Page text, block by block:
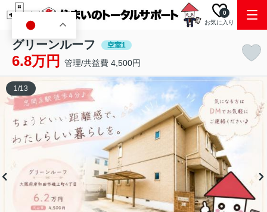
お気に入り
0
グリーンルーフ 空室1
6.8万円 管理/共益費 4,500円
1/13